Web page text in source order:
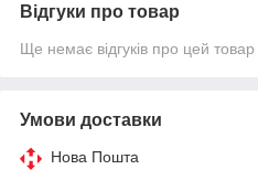
Відгуки про товар
Ще немає відгуків про цей товар
Умови доставки
Нова Пошта